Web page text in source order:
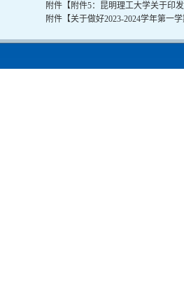
附件【 附件5：昆明理工大学关于印
附件【关于做好2023-2024学年第一